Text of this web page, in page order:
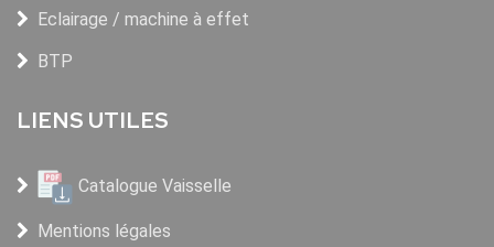
Eclairage / machine à effet
BTP
LIENS UTILES
Catalogue Vaisselle
Mentions légales